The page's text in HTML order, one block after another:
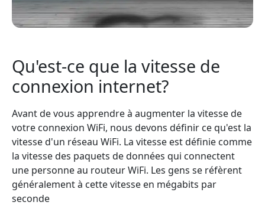
Qu'est-ce que la vitesse de
connexion internet?
Avant de vous apprendre à augmenter la vitesse de
votre connexion WiFi, nous devons définir ce qu'est la
vitesse d'un réseau WiFi. La vitesse est définie comme
la vitesse des paquets de données qui connectent
une personne au routeur WiFi. Les gens se réfèrent
généralement à cette vitesse en mégabits par
seconde